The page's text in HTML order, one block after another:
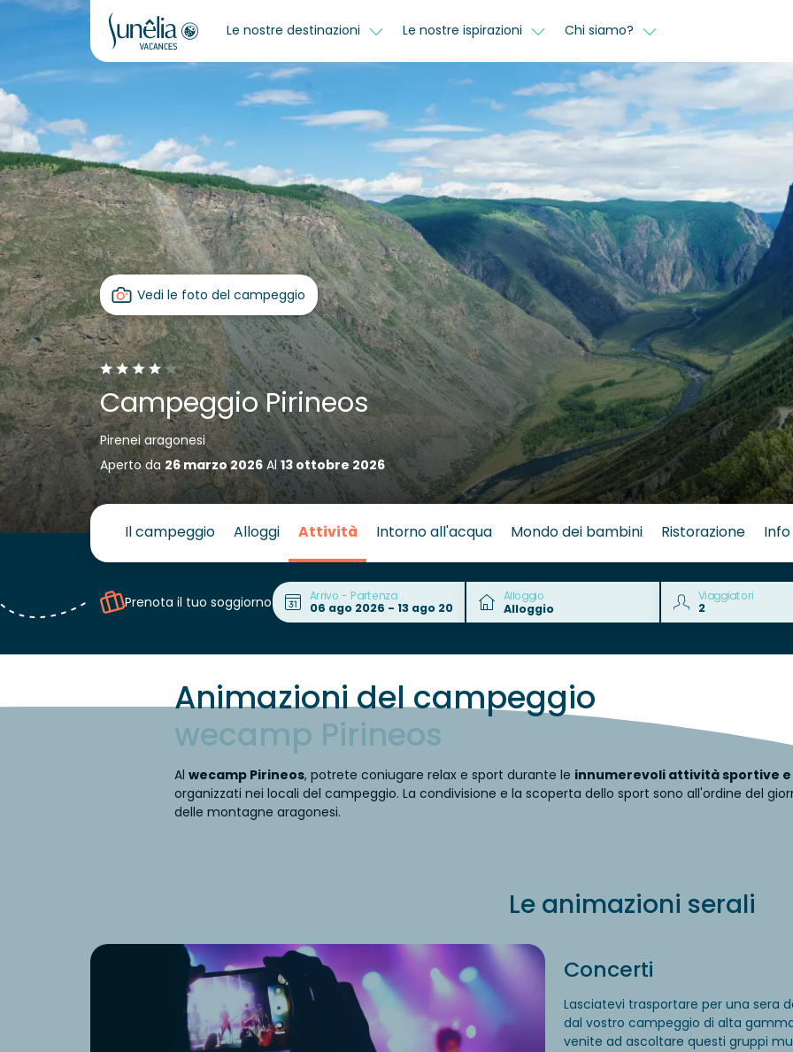
Le nostre destinazioni Le nostre ispirazioni Chi siamo?
Vedi le foto del campeggio
Campeggio Pirineos
Pirenei aragonesi
Aperto da26 marzo 2026Al 13 ottobre 2026
Il campeggio Alloggi Attività Intorno all'acqua Mondo dei bambini Ristorazione
Prenota il tuo soggiorno Arrivo - Partenza Alloggio Viaggiatori
Animazioni del campeggio
wecamp Pirineos
Al wecamp Pirineos, potrete coniugare relax e sport durante le innumerevoli attività sportive
organizzati nei locali del campeggio. La condivisione e la scoperta dello sport sono all'ordine del
delle montagne aragonesi.
Le animazioni serali
Concerti
Lasciatevi trasportare per una sera
dal vostro campeggio di alta
venite ad ascoltare questi gruppi